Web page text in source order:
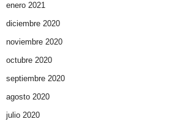
enero 2021
diciembre 2020
noviembre 2020
octubre 2020
septiembre 2020
agosto 2020
julio 2020